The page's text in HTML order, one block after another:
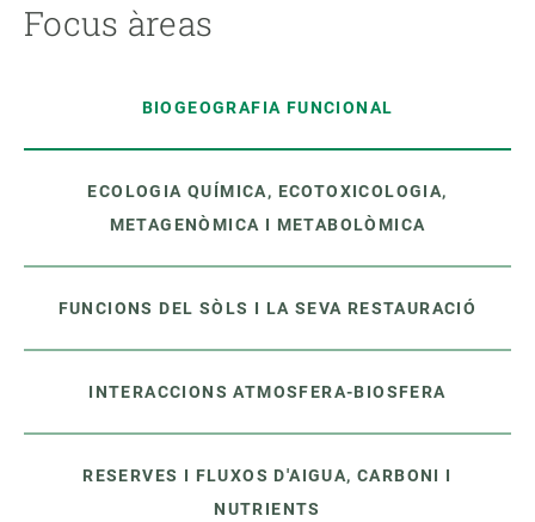
Focus àreas
BIOGEOGRAFIA FUNCIONAL
ECOLOGIA QUÍMICA, ECOTOXICOLOGIA,
METAGENÒMICA I METABOLÒMICA
FUNCIONS DEL SÒLS I LA SEVA RESTAURACIÓ
INTERACCIONS ATMOSFERA-BIOSFERA
RESERVES I FLUXOS D'AIGUA, CARBONI I
NUTRIENTS